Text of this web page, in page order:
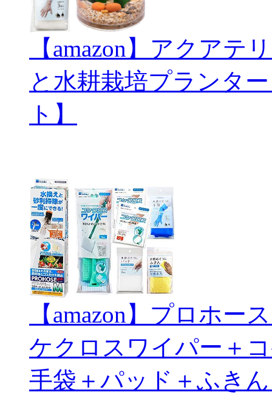
【amazon】アクアテ
と水耕栽培プランタ
ト】
【amazon】プロホ
ケクロスワイパー＋
手袋＋パッド＋ふき